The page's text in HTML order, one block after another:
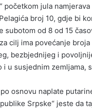
početkom jula
broj 10, gdje bi
subotom od 8 od 15
cilj ima povećanje
bezbjednijeg i
u susjednim zemljama,
osnovu naplate
Srpske“ jeste da